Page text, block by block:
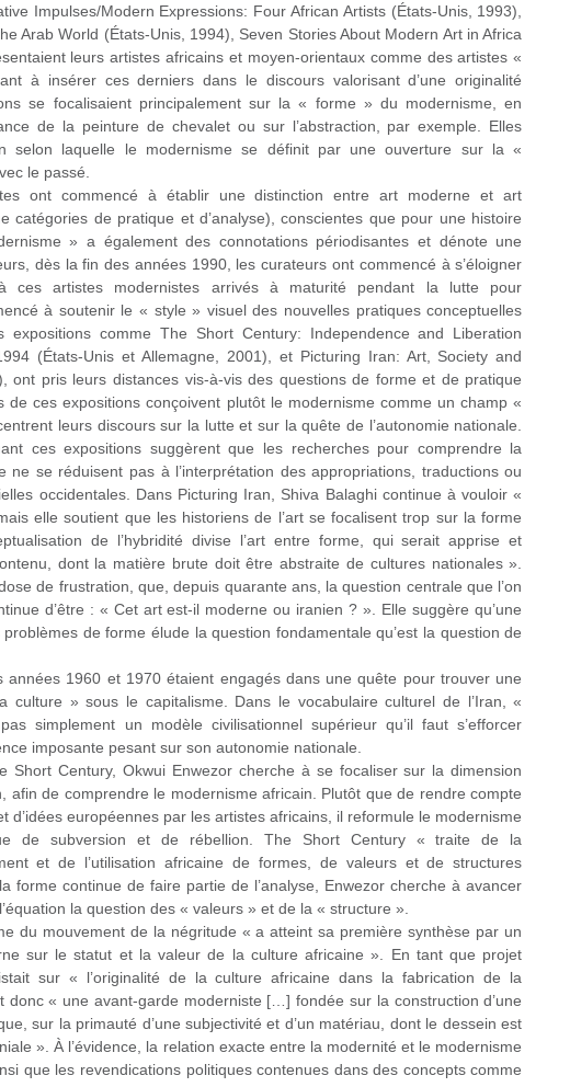
Impulses/Modern Expressions: Four African Artists (États-Unis, 1993),
Arab World (États-Unis, 1994), Seven Stories About Modern Art in Africa
leurs artistes africains et moyen-orientaux comme des artistes «
à insérer ces derniers dans le discours valorisant d’une originalité
se focalisaient principalement sur la « forme » du modernisme, en
de la peinture de chevalet ou sur l’abstraction, par exemple. Elles
selon laquelle le modernisme se définit par une ouverture sur la «
le passé.
ont commencé à établir une distinction entre art moderne et art
catégories de pratique et d’analyse), conscientes que pour une histoire
» a également des connotations périodisantes et dénote une
dès la fin des années 1990, les curateurs ont commencé à s’éloigner
ces artistes modernistes arrivés à maturité pendant la lutte pour
à soutenir le « style » visuel des nouvelles pratiques conceptuelles
expositions comme The Short Century: Independence and Liberation
(États-Unis et Allemagne, 2001), et Picturing Iran: Art, Society and
ont pris leurs distances vis-à-vis des questions de forme et de pratique
de ces expositions conçoivent plutôt le modernisme comme un champ «
leurs discours sur la lutte et sur la quête de l’autonomie nationale.
ces expositions suggèrent que les recherches pour comprendre la
ne se réduisent pas à l’interprétation des appropriations, traductions ou
occidentales. Dans Picturing Iran, Shiva Balaghi continue à vouloir «
elle soutient que les historiens de l’art se focalisent trop sur la forme
de l’hybridité divise l’art entre forme, qui serait apprise et
dont la matière brute doit être abstraite de cultures nationales ».
de frustration, que, depuis quarante ans, la question centrale que l’on
d’être : « Cet art est-il moderne ou iranien ? ». Elle suggère qu’une
de forme élude la question fondamentale qu’est la question de
années 1960 et 1970 étaient engagés dans une quête pour trouver une
culture » sous le capitalisme. Dans le vocabulaire culturel de l’Iran, «
simplement un modèle civilisationnel supérieur qu’il faut s’efforcer
imposante pesant sur son autonomie nationale.
Short Century, Okwui Enwezor cherche à se focaliser sur la dimension
afin de comprendre le modernisme africain. Plutôt que de rendre compte
d’idées européennes par les artistes africains, il reformule le modernisme
de subversion et de rébellion. The Short Century « traite de la
et de l’utilisation africaine de formes, de valeurs et de structures
forme continue de faire partie de l’analyse, Enwezor cherche à avancer
la question des « valeurs » et de la « structure ».
du mouvement de la négritude « a atteint sa première synthèse par un
sur le statut et la valeur de la culture africaine ». En tant que projet
sur « l’originalité de la culture africaine dans la fabrication de la
donc « une avant‑garde moderniste […] fondée sur la construction d’une
sur la primauté d’une subjectivité et d’un matériau, dont le dessein est
». À l’évidence, la relation exacte entre la modernité et le modernisme
que les revendications politiques contenues dans des concepts comme